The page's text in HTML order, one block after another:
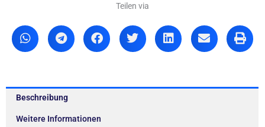
Teilen via
Beschreibung
Weitere Informationen